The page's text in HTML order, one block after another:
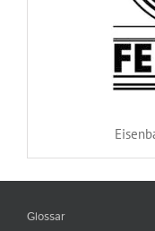
Glossar